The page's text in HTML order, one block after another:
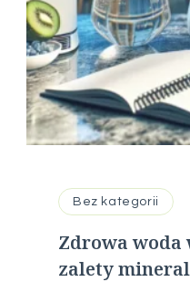
Bez kategorii
Zdrowa woda
zalety